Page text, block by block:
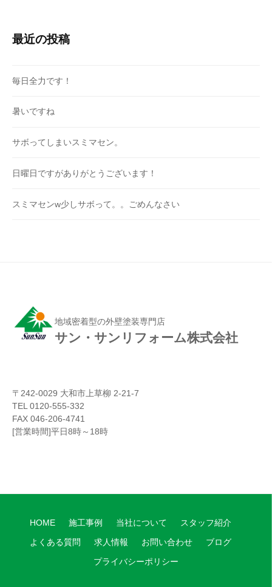
最近の投稿
毎日全力です！
暑いですね
サボってしまいスミマセン。
日曜日ですがありがとうございます！
スミマセンw少しサボって。。ごめんなさい
地域密着型の外壁塗装専門店
サン・サンリフォーム株式会社
〒242-0029 大和市上草柳 2-21-7
TEL 0120-555-332
FAX 046-206-4741
[営業時間]平日8時～18時
HOME 施工事例 当社について スタッフ紹介
よくある質問 求人情報 お問い合わせ ブログ
プライバシーポリシー